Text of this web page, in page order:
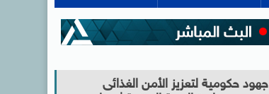
جهود حكومية لتعزيز الأمن الغذائى